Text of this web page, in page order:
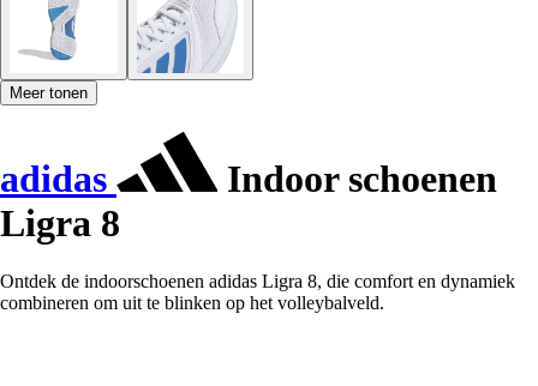
Meer tonen
adidas
Indoor schoenen
Ligra 8
Ontdek de indoorschoenen adidas Ligra 8, die comfort en dynamiek
combineren om uit te blinken op het volleybalveld.